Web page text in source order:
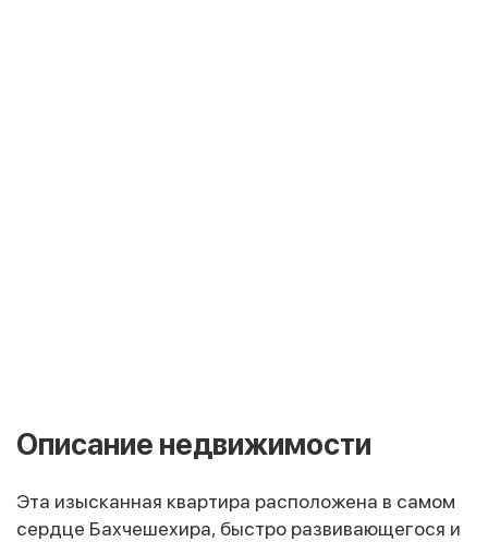
Описание недвижимости
Эта изысканная квартира расположена в самом
сердце Бахчешехира, быстро развивающегося и